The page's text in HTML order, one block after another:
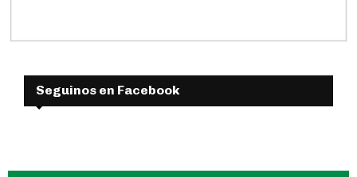
Seguinos en Facebook